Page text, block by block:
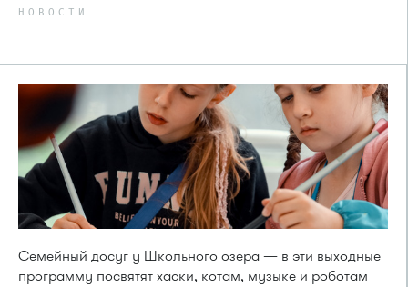
НОВОСТИ
Семейный досуг у Школьного озера — в эти выходные
программу посвятят хаски, котам, музыке и роботам